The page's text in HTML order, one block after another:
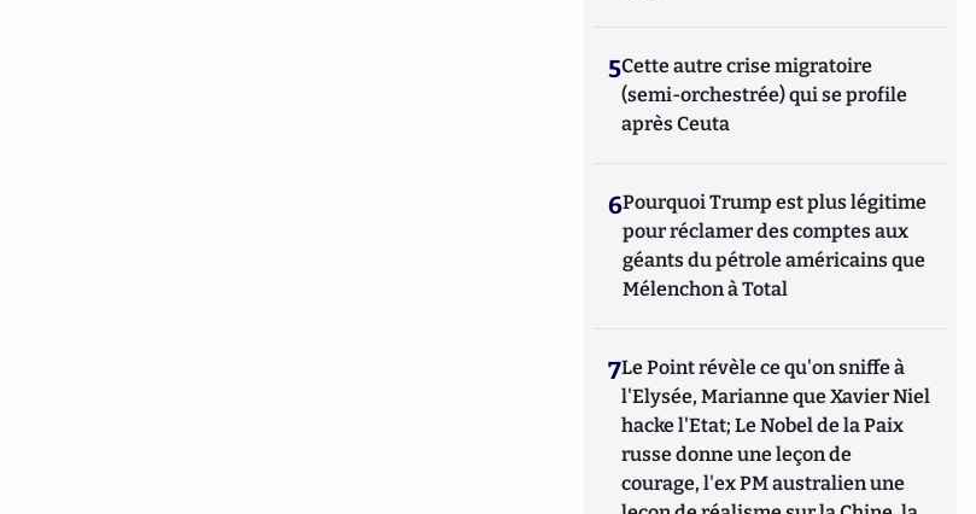
5Cette autre crise migratoire
(semi-orchestrée) qui se profile
après Ceuta
6Pourquoi Trump est plus légitime
pour réclamer des comptes aux
géants du pétrole américains que
Mélenchon à Total
7Le Point révèle ce qu'on sniffe à
l'Elysée, Marianne que Xavier Niel
hacke l'Etat; Le Nobel de la Paix
russe donne une leçon de
courage, l'ex PM australien une